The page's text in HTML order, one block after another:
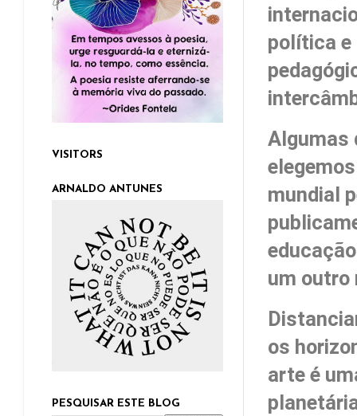
política
Algumas
mundial
um
os
arte é
VISITORS
ARNALDO ANTUNES
PESQUISAR ESTE BLOG